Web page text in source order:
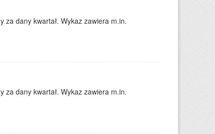
dany kwartał. Wykaz zawiera m.in.
dany kwartał. Wykaz zawiera m.in.